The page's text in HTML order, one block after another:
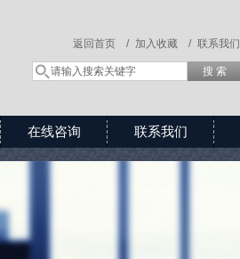
联系我们
加入收藏 /
返回首页 /
在线咨询 联系我们